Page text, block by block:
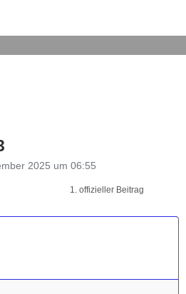
2025 um 06:55
1. offizieller Beitrag